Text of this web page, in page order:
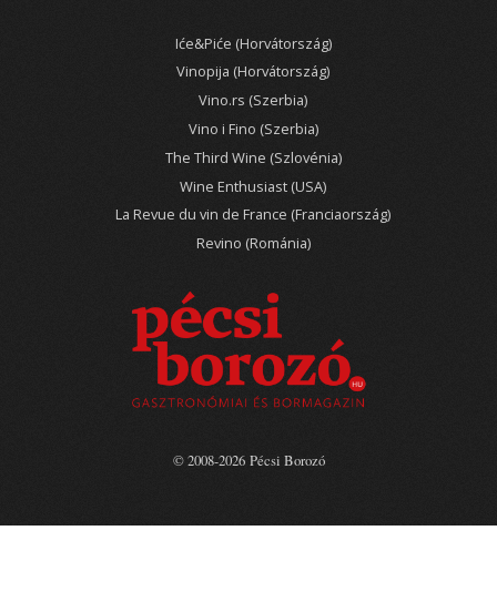
Iće&Piće (Horvátország)
Vinopija (Horvátország)
Vino.rs (Szerbia)
Vino i Fino (Szerbia)
The Third Wine (Szlovénia)
Wine Enthusiast (USA)
La Revue du vin de France (Franciaország)
Revino (Románia)
© 2008-2026 Pécsi Borozó